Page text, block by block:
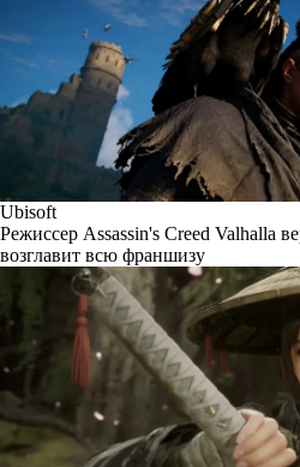
Ubisoft
Режиссер Assassin's Creed Valhalla
возглавит всю франшизу